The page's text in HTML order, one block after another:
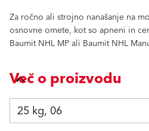
Za ročno ali strojno nanašanje na
osnovne omete, kot so apneni in
Baumit NHL MP ali Baumit NHL
Več o proizvodu
25 kg, 06